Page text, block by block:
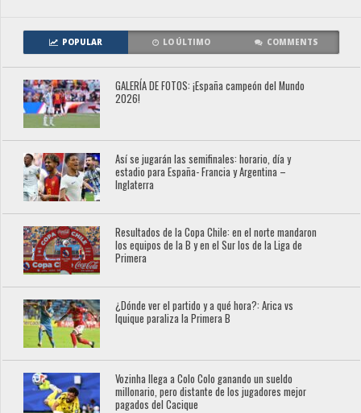
POPULAR LO ÚLTIMO COMMENTS
GALERÍA DE FOTOS: ¡España campeón del Mundo
2026!
Así se jugarán las semifinales: horario, día y
estadio para España- Francia y Argentina –
Inglaterra
Resultados de la Copa Chile: en el norte mandaron
los equipos de la B y en el Sur los de la Liga de
Primera
¿Dónde ver el partido y a qué hora?: Arica vs
Iquique paraliza la Primera B
Vozinha llega a Colo Colo ganando un sueldo
millonario, pero distante de los jugadores mejor
pagados del Cacique